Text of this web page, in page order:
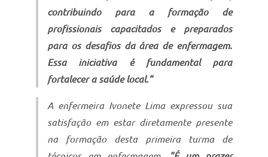
contribuindo para a formação de
profissionais capacitados e preparados
para os desafios da área de enfermagem.
Essa iniciativa é fundamental para
fortalecer a saúde local.”
A enfermeira Ivonete Lima expressou sua
satisfação em estar diretamente presente
na formação desta primeira turma de